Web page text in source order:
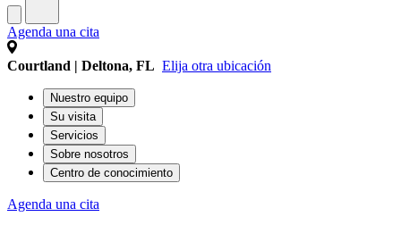
Agenda una cita
Courtland | Deltona, FL Elija otra ubicación
Nuestro equipo
Su visita
Servicios
Sobre nosotros
Centro de conocimiento
Agenda una cita